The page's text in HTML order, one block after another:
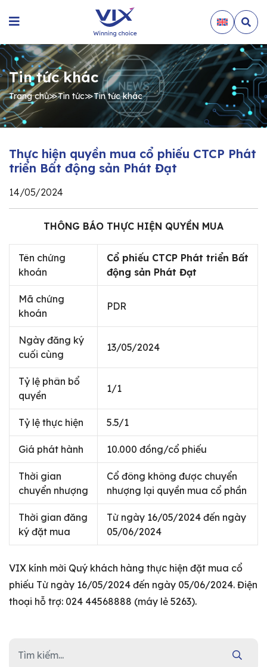
Tin tức khác
Trang chủ≫Tin tức≫Tin tức khác
Thực hiện quyền mua cổ phiếu CTCP Phát
triển Bất động sản Phát Đạt
14/05/2024
THÔNG BÁO THỰC HIỆN QUYỀN MUA
Tên chứng
khoán
Cổ phiếu CTCP Phát triển Bất
động sản Phát Đạt
Mã chứng
khoán
PDR
Ngày đăng ký
cuối cùng
13/05/2024
Tỷ lệ phân bổ
quyền
1/1
Tỷ lệ thực hiện 5.5/1
Giá phát hành 10.000 đồng/cổ phiếu
Thời gian
chuyển nhượng
Cổ đông không được chuyển
nhượng lại quyền mua cổ phần
Thời gian đăng
ký đặt mua
Từ ngày 16/05/2024 đến ngày
05/06/2024
VIX kính mời Quý khách hàng thực hiện đặt mua cổ
phiếu Từ ngày 16/05/2024 đến ngày 05/06/2024. Điện
thoại hỗ trợ: 024 44568888 (máy lẻ 5263).